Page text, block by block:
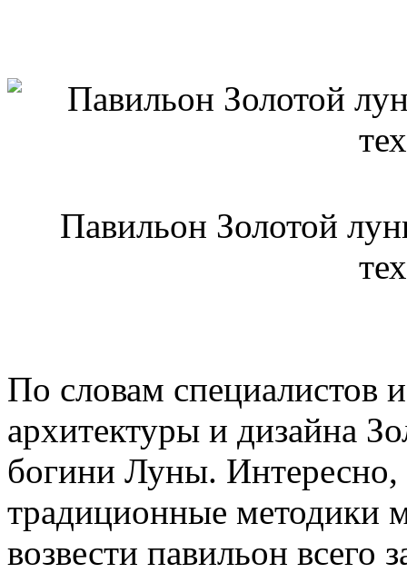
Павильон Золотой
По словам специалистов
архитектуры и дизайна
богини Луны. Интересно,
традиционные методики
возвести павильон всего